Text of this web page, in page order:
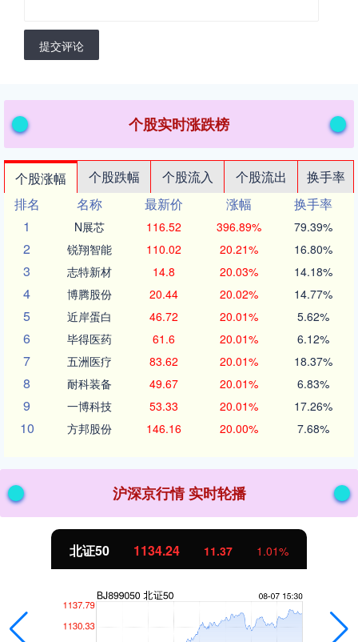
提交评论
个股实时涨跌榜
个股涨幅 个股跌幅 个股流入 个股流出
换手率
排名
名称 最新价 涨幅
换手率
1
N展芯 116.52 396.89% 79.39%
2 锐翔智能 110.02 20.21% 16.80%
3 志特新材 14.8 20.03% 14.18%
4 博腾股份 20.44 20.02% 14.77%
5 近岸蛋白 46.72 20.01% 5.62%
6 毕得医药 61.6 20.01% 6.12%
7 五洲医疗 83.62 20.01% 18.37%
8 耐科装备 49.67 20.01% 6.83%
9 一博科技 53.33 20.01% 17.26%
10 方邦股份 146.16 20.00% 7.68%
沪深京行情 实时轮播
北证50 1134.24 11.37 1.01%